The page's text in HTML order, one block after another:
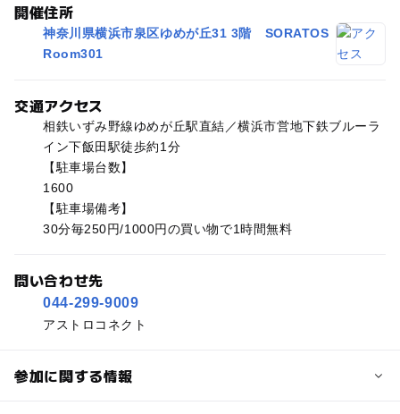
開催住所
神奈川県横浜市泉区ゆめが丘31 3階 SORATOS
Room301
交通アクセス
相鉄いずみ野線ゆめが丘駅直結／横浜市営地下鉄ブルーラ
イン下飯田駅徒歩約1分
【駐車場台数】
1600
【駐車場備考】
30分毎250円/1000円の買い物で1時間無料
問い合わせ先
044-299-9009
アストロコネクト
参加に関する情報